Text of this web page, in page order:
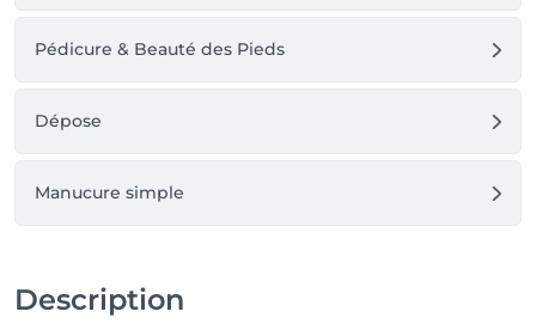
Pédicure & Beauté des Pieds
Dépose
Manucure simple
Description